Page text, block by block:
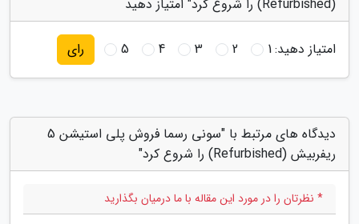
(Refurbished) را شروع کرد" امتیاز دهید
امتیاز دهید:1
2
3
4
5 رای
دیدگاه های مرتبط با "سونی رسما فروش پلی استیشن 5
ریفربیش (Refurbished) را شروع کرد"
* نظرتان را در مورد این مقاله با ما درمیان بگذارید